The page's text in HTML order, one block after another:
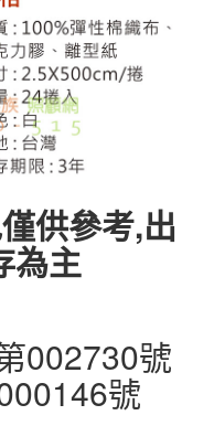
供參考,出
為主
002730號
號